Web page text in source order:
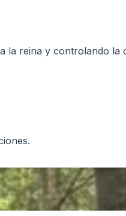
la reina y controlando la